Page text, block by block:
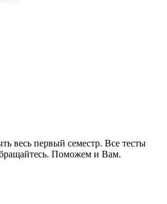
весь первый семестр. Все тесты
Поможем и Вам.